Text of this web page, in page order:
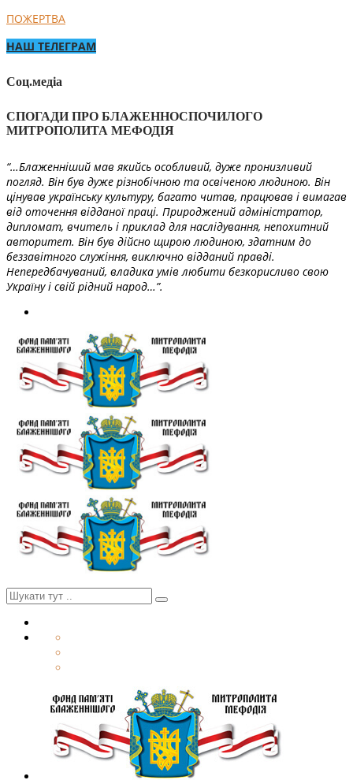
ПОЖЕРТВА
НАШ ТЕЛЕГРАМ
Соц.медіа
СПОГАДИ ПРО БЛАЖЕННОСПОЧИЛОГО
МИТРОПОЛИТА МЕФОДІЯ
“…Блаженніший мав якийсь особливий, дуже пронизливий
погляд. Він був дуже різнобічною та освіченою людиною. Він
цінував українську культуру, багато читав, працював і вимагав
від оточення відданої праці. Природжений адміністратор,
дипломат, вчитель і приклад для наслідування, непохитний
авторитет. Він був дійсно щирою людиною, здатним до
беззавітного служіння, виключно відданий правді.
Непередбачуваний, владика умів любити безкорисливо свою
Україну і свій рідний народ…”.